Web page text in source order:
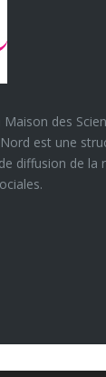
Maison des
est une
diffusion de la